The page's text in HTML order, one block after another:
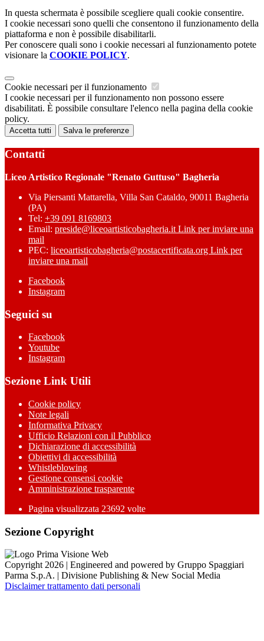
In questa schermata è possibile scegliere quali cookie consentire.
I cookie necessari sono quelli che consentono il funzionamento della
piattaforma e non è possibile disabilitarli.
Per conoscere quali sono i cookie necessari al funzionamento potete
visionare la COOKIE POLICY.
Cookie necessari per il funzionamento
I cookie necessari per il funzionamento non possono essere
disabilitati. È possibile consultare l'elenco nella pagina della cookie
policy.
Accetta tutti Salva le preferenze
Contatti
Liceo Artistico Regionale "Renato Guttuso" Bagheria
Via Piersanti Mattarella, Villa San Cataldo, 90011 Bagheria
(PA)
Tel: +39 091 8169803
Email: preside@liceoartisticobagheria.it Link per inviare una
mail
PEC: liceoartisticobagheria@postacertificata.org Link per
inviare una mail
Facebook
Instagram
Seguici su
Facebook
Youtube
Instagram
Sezione Link Utili
Cookie policy
Note legali
Informativa Privacy
Ufficio Relazioni con il Pubblico
Dichiarazione di accessibilità
Obiettivi di accessibilità
Whistleblowing
Gestione consensi cookie
Amministrazione trasparente
Pagina visualizzata 23692 volte
Sezione Copyright
Copyright 2026 | Engineered and powered by Gruppo Spaggiari
Parma S.p.A. | Divisione Publishing & New Social Media
Disclaimer trattamento dati personali